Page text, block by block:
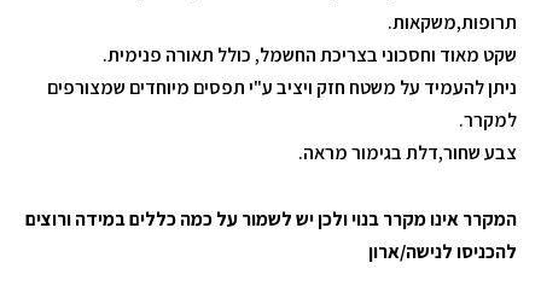
תרופות,משקאות.
שקט מאוד וחסכוני בצריכת החשמל, כולל תאורה פנימית.
ניתן להעמיד על משטח חזק ויציב ע"י תפסים מיוחדים שמצורפים
למקרר.
צבע שחור,דלת בגימור מראה.
המקרר אינו מקרר בנוי ולכן יש לשמור על כמה כללים במידה ורוצים
להכניסו לנישה/ארון